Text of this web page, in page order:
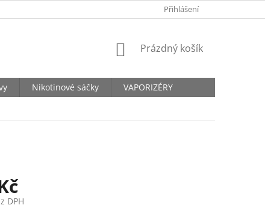
Přihlášení
NÁKUPNÍ
Prázdný košík
Nikotinové sáčky
VAPORIZÉRY
DPH